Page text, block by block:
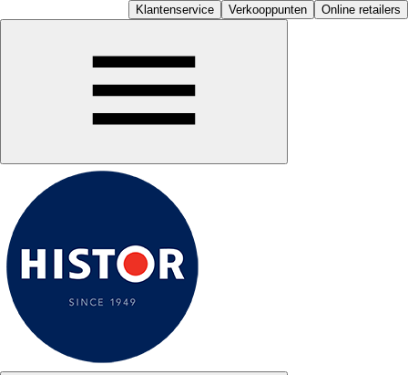
Klantenservice Verkooppunten Online retailers